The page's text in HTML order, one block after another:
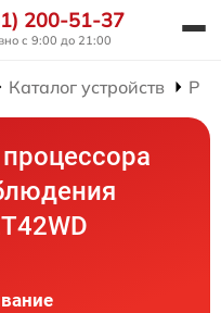
200-51-37
с 9:00 до 21:00
Каталог устройств